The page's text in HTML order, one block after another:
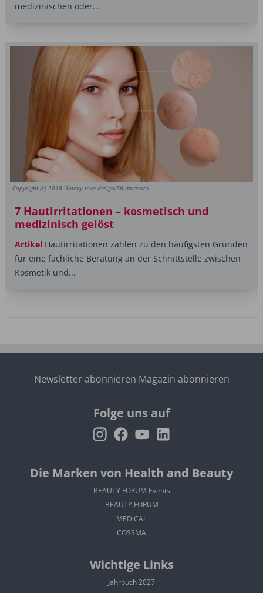
medizinischen oder...
Copyright (c) 2019 Galaxy love design/Shutterstock
7 Hautirritationen – kosmetisch und
medizinisch gelöst
Artikel Hautirritationen zählen zu den häufigsten Gründen
für eine fachliche Beratung an der Schnittstelle zwischen
Kosmetik und...
Newsletter abonnieren Magazin abonnieren
Folge uns auf
Die Marken von Health and Beauty
BEAUTY FORUM Events
BEAUTY FORUM
MEDICAL
COSSMA
Wichtige Links
Jahrbuch 2027